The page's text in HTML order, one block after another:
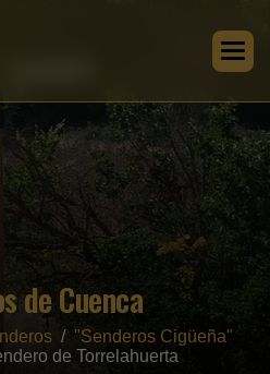
de Cuenca
"Senderos Cigüeña"
de Torrelahuerta